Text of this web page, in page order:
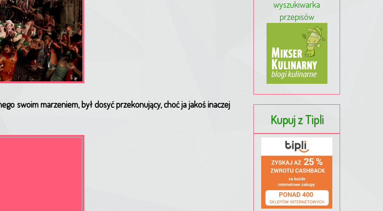
swoim marzeniem, był dosyć przekonujący, choć ja jakoś inaczej
wyszukiwarka
przepisów
Kupuj z Tipli